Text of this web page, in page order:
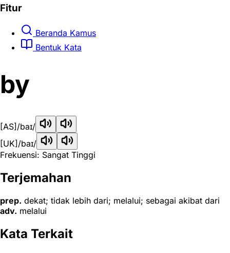
Fitur
Beranda Kamus
Bentuk Kata
by
[AS] /baɪ/
[UK] /baɪ/
Frekuensi: Sangat Tinggi
Terjemahan
prep. dekat; tidak lebih dari; melalui; sebagai akibat dari
adv. melalui
Kata Terkait